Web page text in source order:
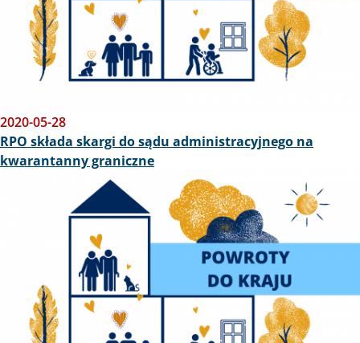
2020-05-28
RPO składa skargi do sądu administracyjnego na
kwarantanny graniczne